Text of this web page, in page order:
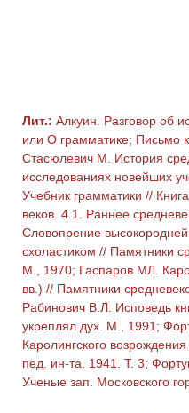
Лит.: Алкуин. Разговор об
или О грамматике; Письмо
Стасюлевич М. История
исследованиях новейших
Учебник грамматики //
веков. 4.1. Раннее
Словопрение
схоластиком // Памятники
М., 1970; Гаспаров МЛ.
вв.) // Памятники
Рабинович В.Л. Исповедь
укреплял дух. М., 1991;
Каролингского
пед. ин-та. 1941. Т. 3;
Ученые зап. Московского